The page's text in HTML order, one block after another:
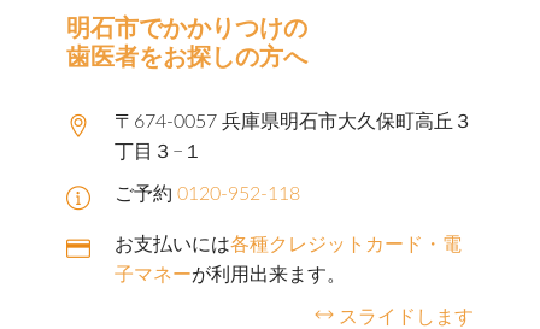
明石市でかかりつけの
歯医者をお探しの方へ
〒674-0057 兵庫県明石市大久保町高丘３
丁目３−１
ご予約 0120-952-118
お支払いには各種クレジットカード・電
子マネーが利用出来ます。
スライドします